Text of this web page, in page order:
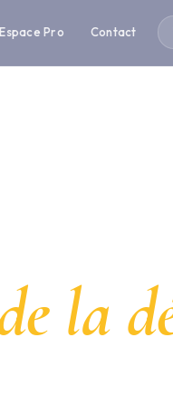
Espace Pro Contact
la